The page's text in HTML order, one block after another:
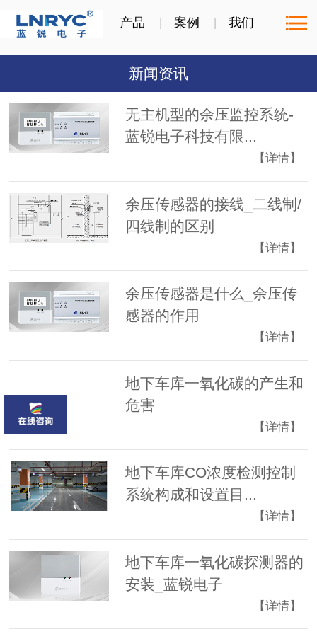
产品 案例 我们
新闻资讯
无主机型的余压监控系统-
蓝锐电子科技有限...
【详情】
余压传感器的接线_二线制/
四线制的区别
【详情】
余压传感器是什么_余压传
感器的作用
【详情】
地下车库一氧化碳的产生和
危害
【详情】
地下车库CO浓度检测控制
系统构成和设置目...
【详情】
地下车库一氧化碳探测器的
安装_蓝锐电子
【详情】